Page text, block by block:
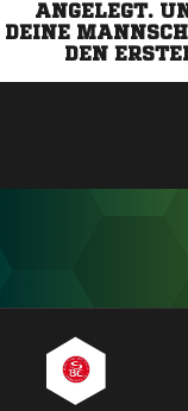
ANGELEGT.
DEINE
DEN